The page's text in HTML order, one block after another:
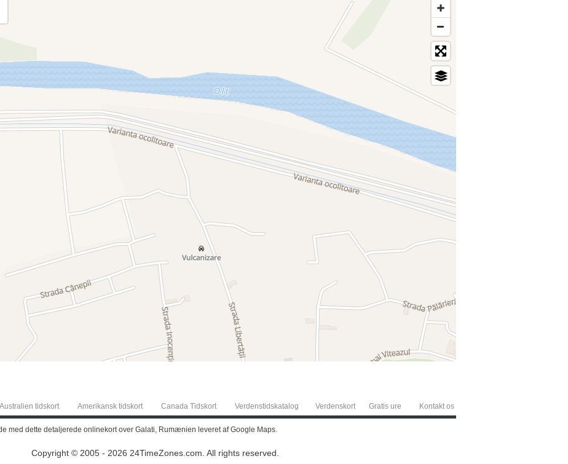
Australien tidskort Amerikansk tidskort Canada Tidskort Verdenstidskatalog Verdenskort Gratis ure Kontakt os
med dette detaljerede onlinekort over Galati, Rumænien leveret af Google Maps.
Copyright © 2005 - 2026 24TimeZones.com. All rights reserved.